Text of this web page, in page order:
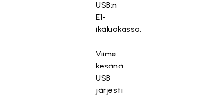
USB:n
E1-
ikäluokassa.
Viime
kesänä
USB
järjesti